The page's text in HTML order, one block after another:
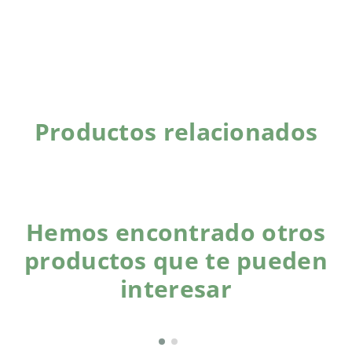
Productos relacionados
Hemos encontrado otros
productos que te pueden
interesar